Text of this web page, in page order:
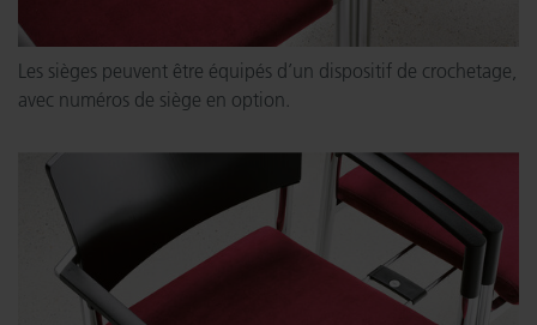
Les sièges peuvent être équipés d’un dispositif de crochetage,
avec numéros de siège en option.